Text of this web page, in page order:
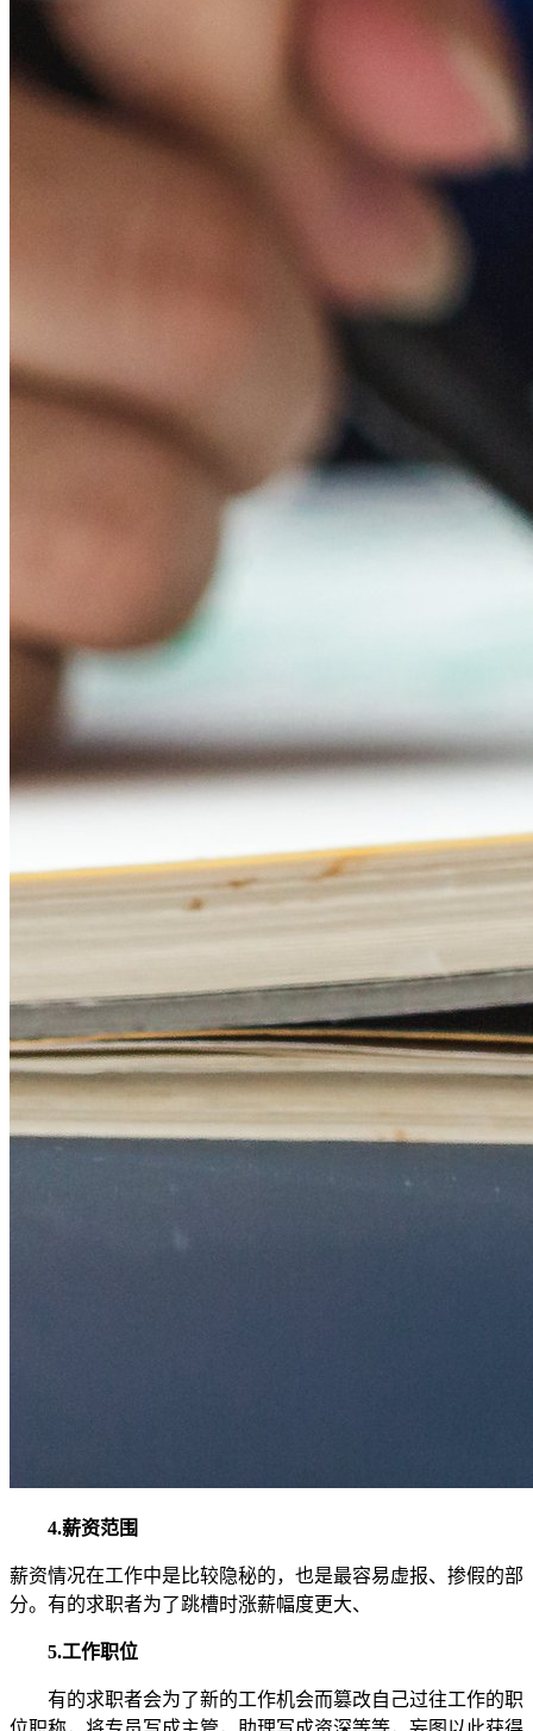
4.薪资范围
薪资情况在工作中是比较隐秘的，也是最容易虚报、掺假的部
分。有的求职者为了跳槽时涨薪幅度更大、
5.工作职位
有的求职者会为了新的工作机会而篡改自己过往工作的职